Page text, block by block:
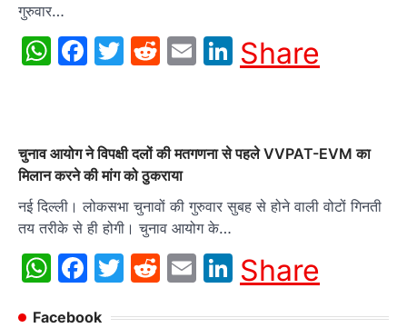
गुरुवार…
WhatsApp
Facebook
Twitter
Reddit
EmailLinkedIn
Share
चुनाव आयोग ने विपक्षी दलों की मतगणना से पहले VVPAT-EVM का
मिलान करने की मांग को ठुकराया
नई दिल्ली। लोकसभा चुनावों की गुरुवार सुबह से होने वाली वोटों गिनती
तय तरीके से ही होगी। चुनाव आयोग के…
WhatsApp
Facebook
Twitter
Reddit
EmailLinkedIn
Share
Facebook